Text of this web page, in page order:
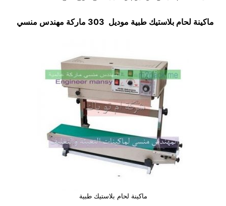
ماكينة لحام بلاستيك طبية موديل 303 ماركة مهندس منسي
ماكينة لحام بلاستيك طبية